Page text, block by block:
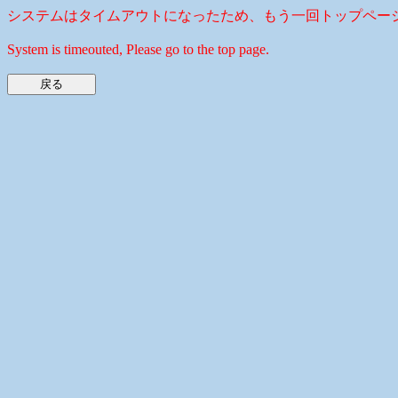
システムはタイムアウトになったため、もう一回トップペー
System is timeouted, Please go to the top page.